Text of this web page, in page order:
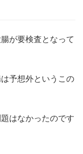
が要検査となって
予想外というこの
はなかったのです